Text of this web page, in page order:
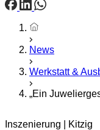
Startseite
News
Werkstatt &
„Ein
Inszenierung | Kitzig